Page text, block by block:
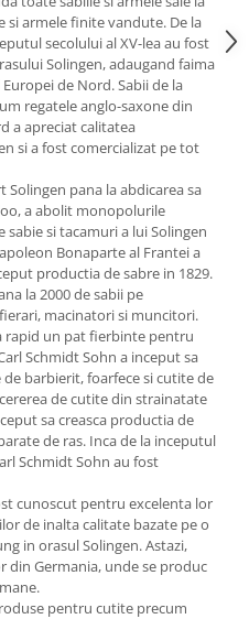
si armele finite vandute. De la
secolului al XV-lea au fost
Solingen, adaugand faima
de Nord. Sabii de la
regatele anglo-saxone din
a apreciat calitatea
si a fost comercializat pe tot
Solingen pana la abdicarea sa
a abolit monopolurile
si tacamuri a lui Solingen
Bonaparte al Frantei a
productia de sabre in 1829.
la 2000 de sabii pe
macinatori si muncitori.
rapid un pat fierbinte pentru
Schmidt Sohn a inceput sa
barbierit, foarfece si cutite de
de cutite din strainatate
sa creasca productia de
de ras. Inca de la inceputul
Schmidt Sohn au fost
cunoscut pentru excelenta lor
de inalta calitate bazate pe o
in orasul Solingen. Astazi,
din Germania, unde se produc
pentru cutite precum